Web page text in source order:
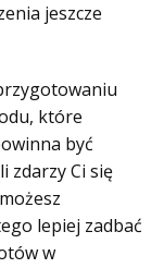
jeszcze
które
być
zdarzy Ci się
lepiej zadbać
w